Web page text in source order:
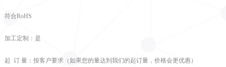
符合RoHS
加工定制：是
起 订 量：按客户要求（如果您的量达到我们的起订量，价格会更优惠）